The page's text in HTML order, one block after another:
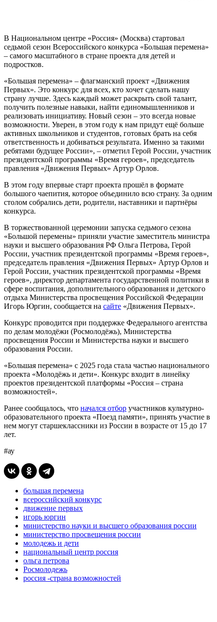
В Национальном центре «Россия» (Москва) стартовал
седьмой сезон Всероссийского конкурса «Большая перемена»
– самого масштабного в стране проекта для детей и
подростков.
«Большая перемена» – флагманский проект «Движения
Первых». Это конкурс для всех, кто хочет сделать нашу
страну лучше. Здесь каждый может раскрыть свой талант,
получить полезные навыки, найти единомышленников и
реализовать инициативу. Новый сезон – это всегда новые
возможности. Уверен, в этом году к нам придут ещё больше
активных школьников и студентов, готовых брать на себя
ответственность и добиваться результата. Именно за такими
ребятами будущее России», – отметил Герой России, участник
президентской программы «Время героев», председатель
правления «Движения Первых» Артур Орлов.
В этом году впервые старт проекта прошёл в формате
большого чаепития, которое объединило всю страну. За одним
столом собрались дети, родители, наставники и партнёры
конкурса.
В торжествованной церемонии запуска седьмого сезона
«Большой перемены» приняли участие заместитель министра
науки и высшего образования РФ Ольга Петрова, Герой
России, участник президентской программы «Время героев»,
председатель правления «Движения Первых» Артур Орлов и
Герой России, участник президентской программы «Время
героев», директор департамента государственной политики в
сфере воспитания, дополнительного образования и детского
отдыха Министерства просвещения Российской Федерации
Игорь Юргин, сообщается на сайте «Движения Первых».
Конкурс проводится при поддержке Федерального агентства
по делам молодёжи (Росмолодёжь), Министерства
просвещения России и Министерства науки и высшего
образования России.
«Большая перемена» с 2025 года стала частью национального
проекта «Молодёжь и дети». Конкурс входит в линейку
проектов президентской платформы «Россия – страна
возможностей».
Ранее сообщалось, что начался отбор участников культурно-
образовательного проекта «Поезд памяти», принять участие в
нем могут старшеклассники из России в возрасте от 15 до 17
лет.
#ау
большая перемена
всероссийский конкурс
движение первых
игорь юргин
министерство науки и высшего образования россии
министерство просвещения россии
молодежь и дети
национальный центр россия
ольга петрова
Росмолодежь
россия -страна возможностей